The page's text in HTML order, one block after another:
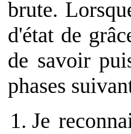
brute.
d'état de
de savoir
phases
Je